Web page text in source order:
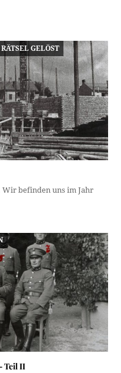
RÄTSEL GELÖST
Wir befinden uns im Jahr
Teil II